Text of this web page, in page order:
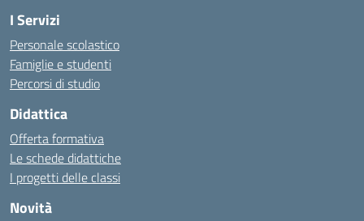
I Servizi
Personale scolastico
Famiglie e studenti
Percorsi di studio
Didattica
Offerta formativa
Le schede didattiche
I progetti delle classi
Novità